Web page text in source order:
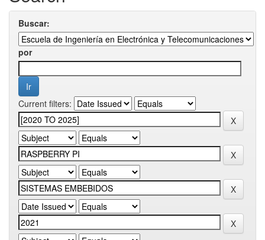
Buscar:
por
Current filters: